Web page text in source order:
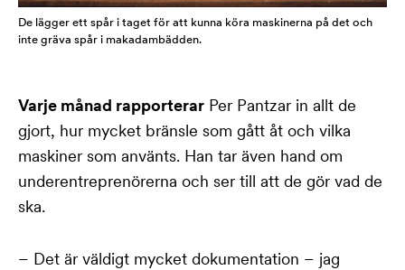
De lägger ett spår i taget för att kunna köra maskinerna på det och
inte gräva spår i makadambädden.
Varje månad rapporterar Per Pantzar in allt de
gjort, hur mycket bränsle som gått åt och vilka
maskiner som använts. Han tar även hand om
underentreprenörerna och ser till att de gör vad de
ska.
– Det är väldigt mycket dokumentation – jag